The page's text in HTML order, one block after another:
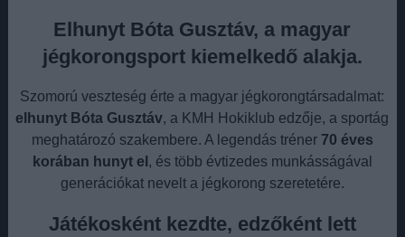
Elhunyt Bóta Gusztáv, a magyar
jégkorongsport kiemelkedő alakja.
Szomorú veszteség érte a magyar jégkorongtársadalmat:
elhunyt Bóta Gusztáv, a KMH Hokiklub edzője, a sportág
meghatározó szakembere. A legendás tréner 70 éves
korában hunyt el , és több évtizedes munkásságával
generációkat nevelt a jégkorong szeretetére.
Játékosként kezdte, edzőként lett